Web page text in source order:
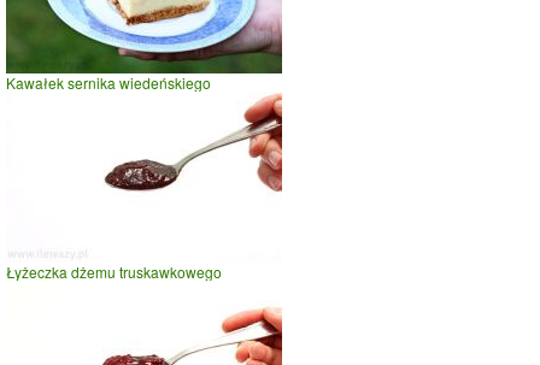
Kawałek sernika wiedeńskiego
Łyżeczka dżemu truskawkowego